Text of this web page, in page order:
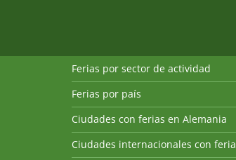
Ferias por sector de actividad
Ferias por país
Ciudades con ferias en Alemania
Ciudades internacionales con